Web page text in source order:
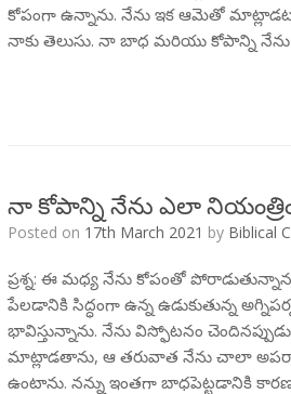
కోపంగా ఉన్నాను. నేను ఇక ఆమెతో
నాకు తెలుసు. నా బాధ మరియు కోపాన్ని
నా కోపాన్ని నేను ఎలా
Posted on 17th March 2021 by Biblical
ప్రశ్న: ఈ మధ్య నేను కోపంతో
పేలడానికి సిద్ధంగా ఉన్న ఉడుకుతున్న
భావిస్తున్నాను. నేను విస్ఫోటనం
మాట్లాడతాను, ఆ తరువాత నేను చాలా
ఉంటాను. నన్ను ఇంతగా బాధపెట్టడానికి